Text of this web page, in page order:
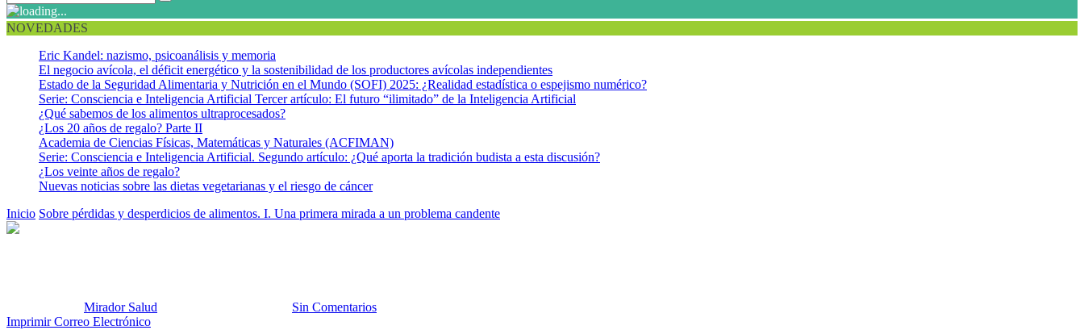
NOVEDADES
Eric Kandel: nazismo, psicoanálisis y memoria
El negocio avícola, el déficit energético y la sostenibilidad de los productores avícolas independientes
Estado de la Seguridad Alimentaria y Nutrición en el Mundo (SOFI) 2025: ¿Realidad estadística o espejismo numérico?
Serie: Consciencia e Inteligencia Artificial Tercer artículo: El futuro “ilimitado” de la Inteligencia Artificial
¿Qué sabemos de los alimentos ultraprocesados?
¿Los 20 años de regalo? Parte II
Academia de Ciencias Físicas, Matemáticas y Naturales (ACFIMAN)
Serie: Consciencia e Inteligencia Artificial. Segundo artículo: ¿Qué aporta la tradición budista a esta discusión?
¿Los veinte años de regalo?
Nuevas noticias sobre las dietas vegetarianas y el riesgo de cáncer
Inicio Sobre pérdidas y desperdicios de alimentos. I. Una primera mirada a un problema candente
Mirador Salud
Sin Comentarios
Imprimir Correo Electrónico